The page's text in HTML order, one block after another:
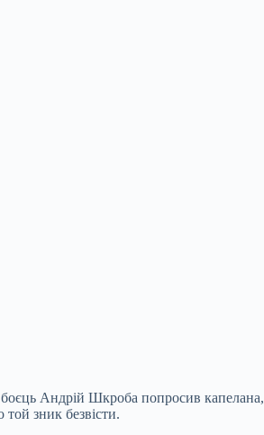
боєць Андрій Шкроба попросив капелана,
зник безвісти.